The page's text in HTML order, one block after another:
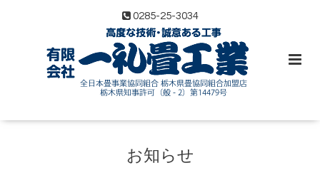
0285-25-3034
お知らせ